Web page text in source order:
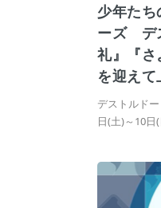
少年たち
ーズ デ
礼』『さ
を迎え
デストルド
日(土)～10